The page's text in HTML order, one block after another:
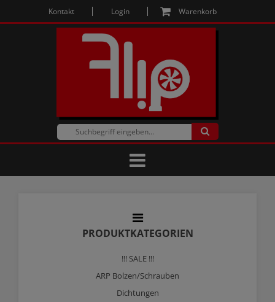
Kontakt Login Warenkorb
PRODUKTKATEGORIEN
!!! SALE !!!
ARP Bolzen/Schrauben
Dichtungen